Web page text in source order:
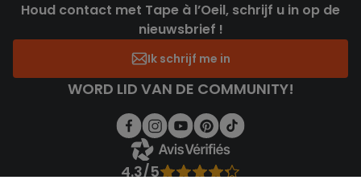
Houd contact met Tape à l’Oeil, schrijf u in op de
nieuwsbrief !
Ik schrijf me in
WORD LID VAN DE COMMUNITY!
4.3/5